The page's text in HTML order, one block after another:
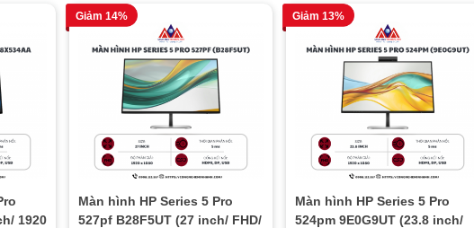
1920
Giảm 14%
Màn hình HP Series 5 Pro
527pf B28F5UT (27 inch/ FHD/
Giảm 13%
Màn hình HP Series 5 Pro
524pm 9E0G9UT (23.8 inch/